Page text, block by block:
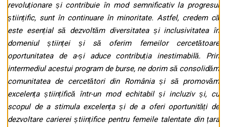
revoluționare și contribuie în mod semnificativ la progresul
științific, sunt în continuare în minoritate. Astfel, credem că
este esențial să dezvoltăm diversitatea și inclusivitatea în
domeniul științei și să oferim femeilor cercetătoare
oportunitatea de a-și aduce contribuția inestimabilă. Prin
intermediul acestui program de burse, ne dorim să consolidăm
comunitatea de cercetători din România și să promovăm
excelența științifică într-un mod echitabil și incluziv și, cu
scopul de a stimula excelența și de a oferi oportunități de
dezvoltare carierei științifice pentru femeile talentate din țara